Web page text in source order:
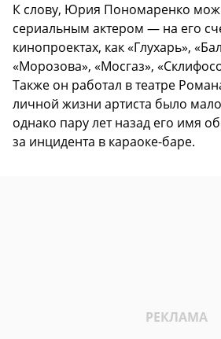
К слову, Юрия Пономаренко
сериальным актером — на его
кинопроектах, как «Глухарь»,
«Морозова», «Мосгаз»,
Также он работал в театре
личной жизни артиста было
однако пару лет назад его имя
за инцидента в караоке-баре.